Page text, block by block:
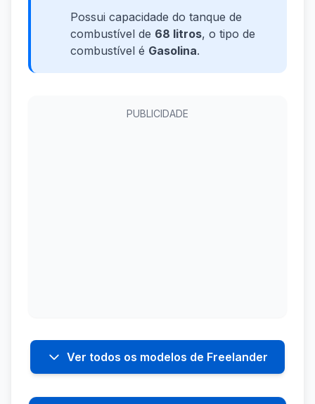
Possui capacidade do tanque de
combustível de 68 litros, o tipo de
combustível é Gasolina.
PUBLICIDADE
Ver todos os modelos de Freelander